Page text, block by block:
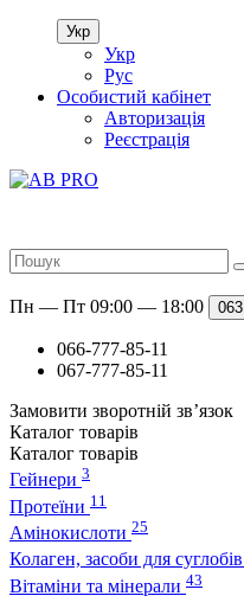
Укр
Укр
Рус
Особистий кабінет
Авторизація
Реєстрація
Пн — Пт 09:00 — 18:00 063
066-777-85-11
067-777-85-11
Замовити зворотній зв’язок
Каталог товарів
Каталог товарів
Гейнери 3
Протеїни 11
Амінокислоти 25
Колаген, засоби для суглобів
Вітаміни та мінерали 43